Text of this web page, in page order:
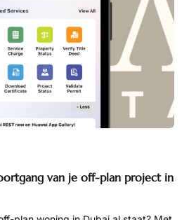
van je off-plan project in